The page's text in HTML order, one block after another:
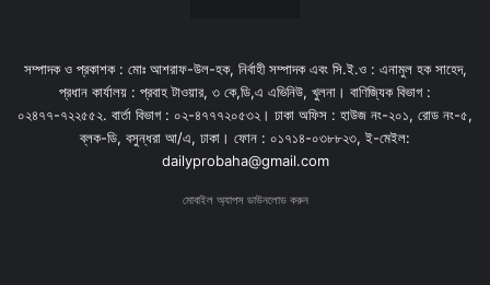
সম্পাদক ও প্রকাশক : মোঃ আশরাফ-উল-হক, নির্বাহী সম্পাদক এবং সি.ই.ও : এনামুল হক সাহেদ,
প্রধান কার্যালয় : প্রবাহ টাওয়ার, ৩ কে,ডি,এ এভিনিউ, খুলনা। বাণিজ্যিক বিভাগ :
০২৪৭৭-৭২২৫৫২. বার্তা বিভাগ : ০২-৪৭৭৭২০৫৩২। ঢাকা অফিস : হাউজ নং-২০১, রোড নং-৫,
ব্লক-ডি, বসুন্ধরা আ/এ, ঢাকা। ফোন : ০১৭১৪-০৩৮৮২৩, ই-মেইল:
dailyprobaha@gmail.com
মোবাইল অ্যাপস ডাউনলোড করুন